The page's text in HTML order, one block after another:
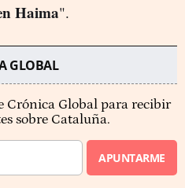
Haima".
GLOBAL
Crónica Global para recibir
sobre Cataluña.
APUNTARME